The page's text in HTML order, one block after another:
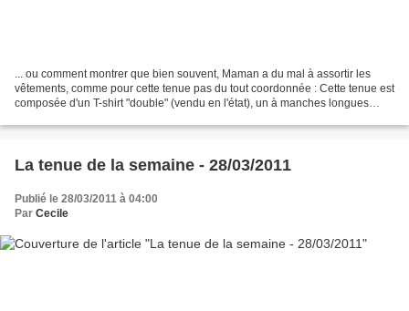
... ou comment montrer que bien souvent, Maman a du mal à assortir les
vêtements, comme pour cette tenue pas du tout coordonnée : Cette tenue est
composée d'un T-shirt "double" (vendu en l'état), un à manches longues
La tenue de la semaine - 28/03/2011
Publié le 28/03/2011 à 04:00
Par Cecile